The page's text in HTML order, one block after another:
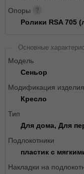
Опоры
Ролики RSA 705
Основные
Модель
Сеньор
Модификация изделия
Кресло
Тип
Для дома, Для
Подлокотники
пластик с
Накладки на